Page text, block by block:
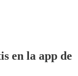
en la app de